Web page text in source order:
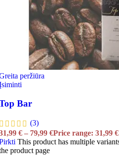
peržiūra
Bar
(3)
€ – 79,99 €Price range: 31,99
This product has multiple
product page